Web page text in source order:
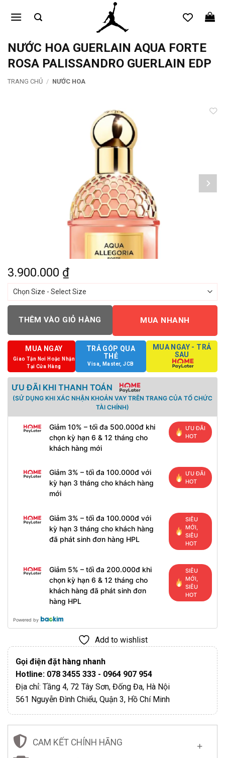
qua
dungNƯỚC HOA GUERLAIN AQUA FORTE
ROSA PALISSANDRO GUERLAIN EDP
TRANG CHỦ / NƯỚC HOA
3.900.000 ₫
THÊM VÀO GIỎ HÀNG MUA NHANH
MUA NGAY
Giao Tận Nơi Hoặc Nhận
Tại Cửa Hàng
TRẢ GÓP QUA
THẺ
Visa, Master, JCB
MUA NGAY - TRẢ
SAU
ƯU ĐÃI KHI THANH TOÁN
(SỬ DỤNG KHI XÁC NHẬN KHOẢN VAY TRÊN TRANG CỦA TỔ CHỨC
TÀI CHÍNH)
Giảm 10% – tối đa 500.000đ khi
chọn kỳ hạn 6 & 12 tháng cho
khách hàng mới
ƯU ĐÃI
HOT
Giảm 3% – tối đa 100.000đ với
kỳ hạn 3 tháng cho khách hàng
mới
ƯU ĐÃI
HOT
Giảm 3% – tối đa 100.000đ với
kỳ hạn 3 tháng cho khách hàng
đã phát sinh đơn hàng HPL
SIÊU
MỚI,
SIÊU
HOT
Giảm 5% – tối đa 200.000đ khi
chọn kỳ hạn 6 & 12 tháng cho
khách hàng đã phát sinh đơn
hàng HPL
SIÊU
MỚI,
SIÊU
HOT
Powered by
Add to wishlist
Gọi điện đặt hàng nhanh
Hotline: 078 3455 333 - 0964 907 954
Địa chỉ: Tầng 4, 72 Tây Sơn, Đống Đa, Hà Nội
561 Nguyễn Đình Chiểu, Quận 3, Hồ Chí Minh
CAM KẾT CHÍNH HÃNG